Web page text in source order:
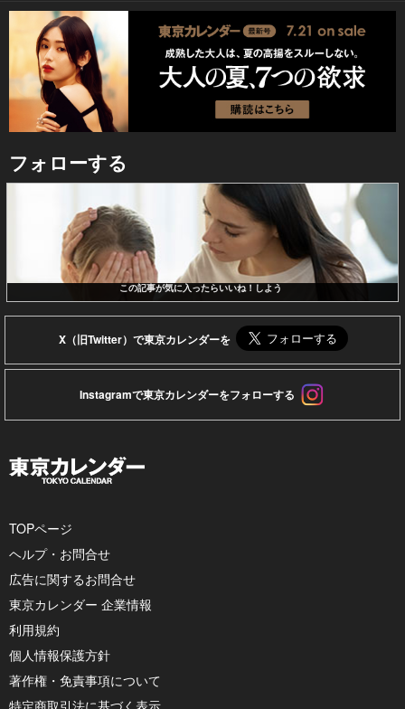
フォローする
この記事が気に入ったらいいね！しよう
X（旧Twitter）で東京カレンダーを
Instagramで東京カレンダーをフォローする
TOPページ
ヘルプ・お問合せ
広告に関するお問合せ
東京カレンダー 企業情報
利用規約
個人情報保護方針
著作権・免責事項について
特定商取引法に基づく表示